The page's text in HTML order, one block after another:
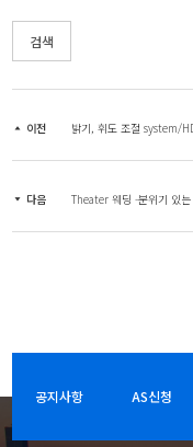
검색
이전 밝기, 휘도 조절 system/
다음 Theater 웨딩 -분위기 있는
공지사항 AS신청